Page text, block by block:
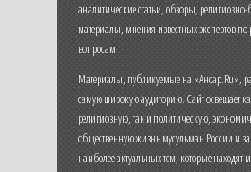
аналитические статьи, обзоры, религиозно-
материалы, мнения известных экспертов
вопросам.
Материалы, публикуемые на «Ансар.Ru»,
самую широкую аудиторию. Сайт освещает
религиозную, так и политическую,
общественную жизнь мусульман России и
наиболее актуальных тем, которые находят